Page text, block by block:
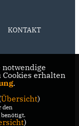
KONTAKT
notwendige
erhalten
.
Übersicht)
den
benötigt.
)